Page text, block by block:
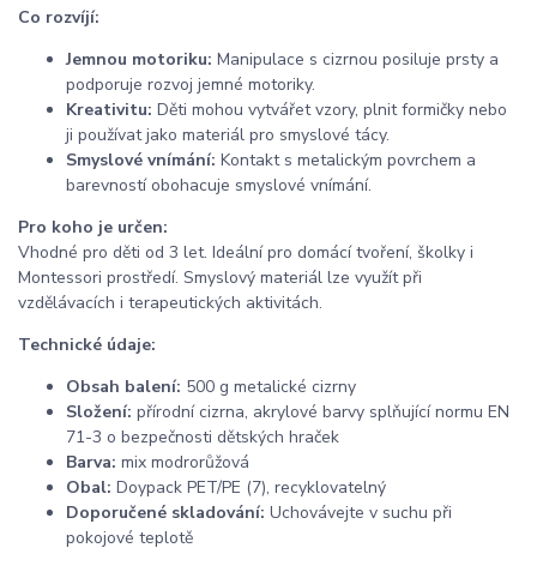
Co rozvíjí:
Jemnou motoriku: Manipulace s cizrnou posiluje prsty a
podporuje rozvoj jemné motoriky.
Kreativitu: Děti mohou vytvářet vzory, plnit formičky nebo
ji používat jako materiál pro smyslové tácy.
Smyslové vnímání: Kontakt s metalickým povrchem a
barevností obohacuje smyslové vnímání.
Pro koho je určen:
Vhodné pro děti od 3 let. Ideální pro domácí tvoření, školky i
Montessori prostředí. Smyslový materiál lze využít při
vzdělávacích i terapeutických aktivitách.
Technické údaje:
Obsah balení: 500 g metalické cizrny
Složení: přírodní cizrna, akrylové barvy splňující normu EN
71-3 o bezpečnosti dětských hraček
Barva: mix modrorůžová
Obal: Doypack PET/PE (7), recyklovatelný
Doporučené skladování: Uchovávejte v suchu při
pokojové teplotě